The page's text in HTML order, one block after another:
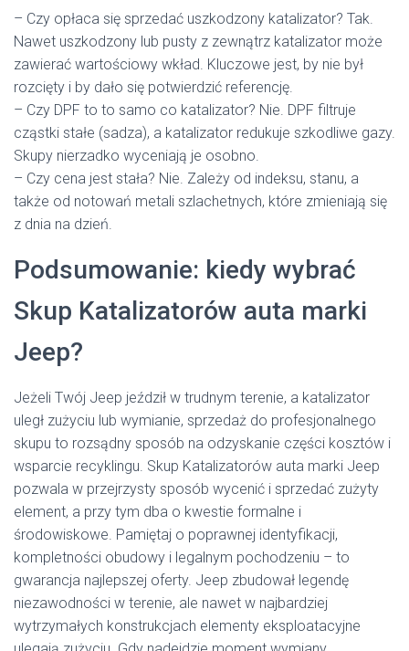
– Czy opłaca się sprzedać uszkodzony katalizator? Tak.
Nawet uszkodzony lub pusty z zewnątrz katalizator może
zawierać wartościowy wkład. Kluczowe jest, by nie był
rozcięty i by dało się potwierdzić referencję.
– Czy DPF to to samo co katalizator? Nie. DPF filtruje
cząstki stałe (sadza), a katalizator redukuje szkodliwe gazy.
Skupy nierzadko wyceniają je osobno.
– Czy cena jest stała? Nie. Zależy od indeksu, stanu, a
także od notowań metali szlachetnych, które zmieniają się
z dnia na dzień.
Podsumowanie: kiedy wybrać
Skup Katalizatorów auta marki
Jeep?
Jeżeli Twój Jeep jeździł w trudnym terenie, a katalizator
uległ zużyciu lub wymianie, sprzedaż do profesjonalnego
skupu to rozsądny sposób na odzyskanie części kosztów i
wsparcie recyklingu. Skup Katalizatorów auta marki Jeep
pozwala w przejrzysty sposób wycenić i sprzedać zużyty
element, a przy tym dba o kwestie formalne i
środowiskowe. Pamiętaj o poprawnej identyfikacji,
kompletności obudowy i legalnym pochodzeniu – to
gwarancja najlepszej oferty. Jeep zbudował legendę
niezawodności w terenie, ale nawet w najbardziej
wytrzymałych konstrukcjach elementy eksploatacyjne